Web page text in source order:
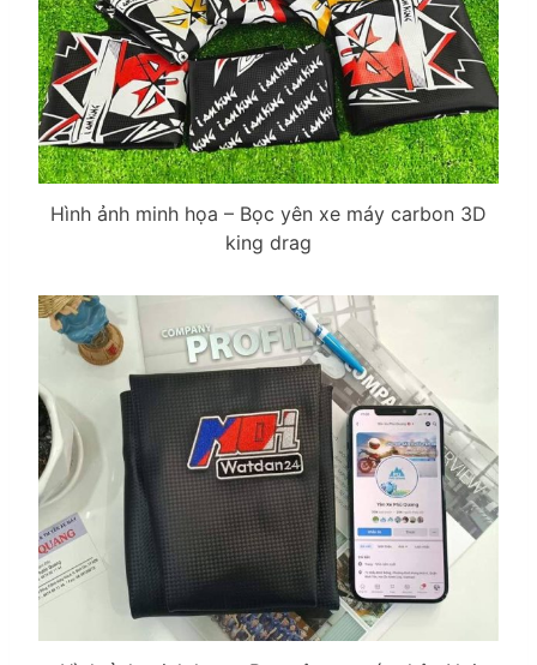
Hình ảnh minh họa – Bọc yên xe máy carbon 3D
king drag